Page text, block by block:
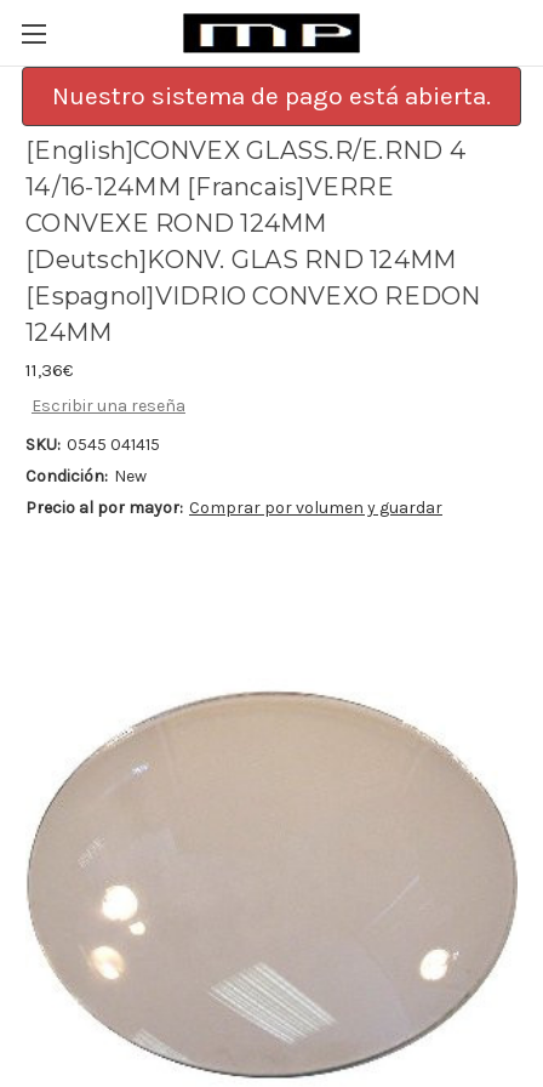
Nuestro sistema de pago está abierta.
[English]CONVEX GLASS.R/E.RND 4
14/16-124MM [Francais]VERRE
CONVEXE ROND 124MM
[Deutsch]KONV. GLAS RND 124MM
[Espagnol]VIDRIO CONVEXO REDON
124MM
11,36€
Escribir una reseña
SKU: 0545 041415
Condición: New
Precio al por mayor: Comprar por volumen y guardar